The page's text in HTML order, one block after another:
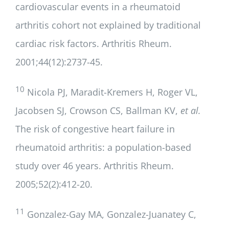
cardiovascular events in a rheumatoid
arthritis cohort not explained by traditional
cardiac risk factors. Arthritis Rheum.
2001;44(12):2737-45.
10 Nicola PJ, Maradit-Kremers H, Roger VL,
Jacobsen SJ, Crowson CS, Ballman KV, et al.
The risk of congestive heart failure in
rheumatoid arthritis: a population-based
study over 46 years. Arthritis Rheum.
2005;52(2):412-20.
11 Gonzalez-Gay MA, Gonzalez-Juanatey C,